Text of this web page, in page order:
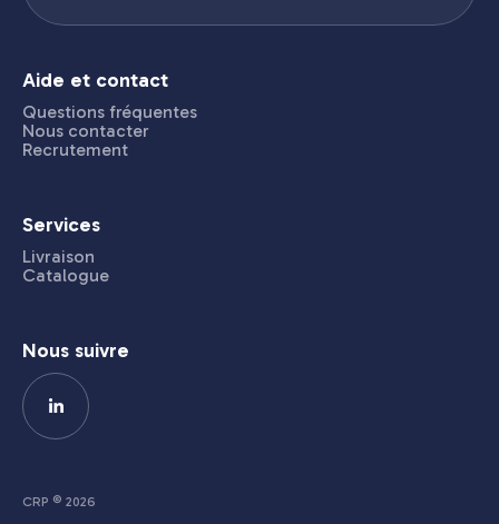
Aide et contact
Questions fréquentes
Nous contacter
Recrutement
Services
Livraison
Catalogue
Nous suivre
CRP © 2026